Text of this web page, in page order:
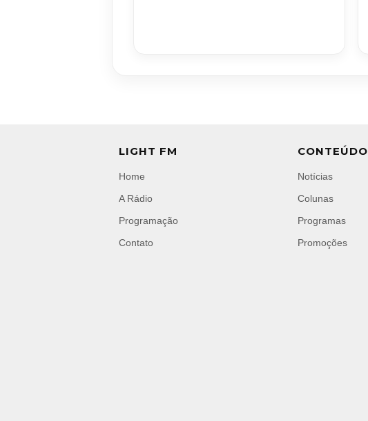
LIGHT FM
Home
A Rádio
Programação
Contato
CONTEÚDO
Notícias
Colunas
Programas
Promoções